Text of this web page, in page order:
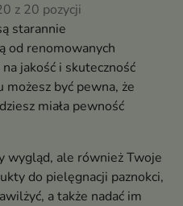
z 20 pozycji
starannie
od renomowanych
jakość i skuteczność
być pewna, że
miała pewność
wygląd, ale również Twoje
do pielęgnacji paznokci,
a także nadać im